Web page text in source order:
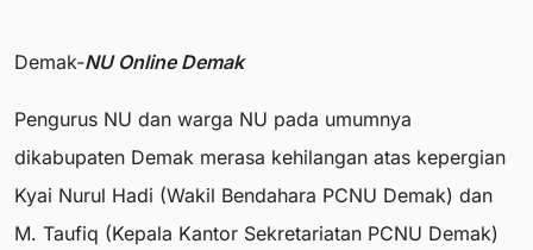
Demak-NU Online Demak
Pengurus NU dan warga NU pada umumnya
dikabupaten Demak merasa kehilangan atas kepergian
Kyai Nurul Hadi (Wakil Bendahara PCNU Demak) dan
M. Taufiq (Kepala Kantor Sekretariatan PCNU Demak)